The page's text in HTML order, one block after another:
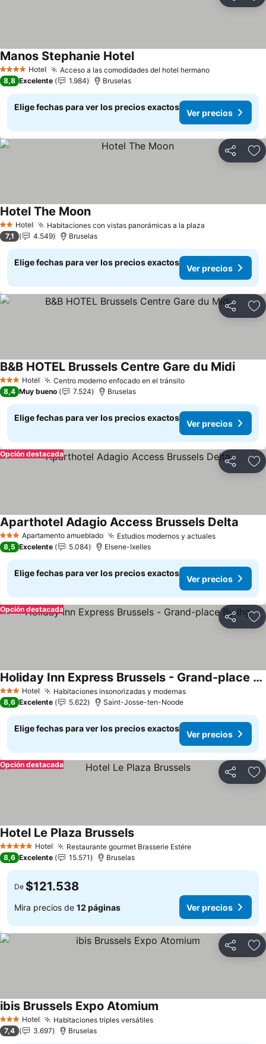
4 EstrellasHotel Acceso a las comodidades del hotel hermanoVer precios
Manos Stephanie HotelVer precios
8,8 Excelente 1.984 Bruselas
Elige fechas para ver los precios exactos
Ver precios
Compartir
2 Estrellas
Hotel Habitaciones con vistas panorámicas a la plaza
Hotel The MoonVer precios
7,1 4.549 Bruselas
Elige fechas para ver los precios exactos
Ver precios
Compartir
3 Estrellas
Hotel Centro moderno enfocado en el tránsitoVer precios
B&B HOTEL Brussels Centre Gare du MidiVer
8,4 Muy bueno 7.524 Bruselas
Elige fechas para ver los precios exactos
Ver precios
Compartir
Opción destacada
3 EstrellasApartamento amueblado Estudios modernos y actualesVer precios
Aparthotel Adagio Access Brussels Delta
8,5 Excelente 5.084 Elsene-Ixelles
Elige fechas para ver los precios exactos
Ver precios
Compartir
Opción destacada
3 Estrellas
Hotel Habitaciones insonorizadas y modernasVer precios
Holiday Inn Express Brussels - Grand-place By Ihg
Ver precios
8,6 Excelente 5.622 Saint-Josse-ten-Noode
Elige fechas para ver los precios exactos
Ver precios
Compartir
Opción destacada
5 Estrellas Hotel Restaurante gourmet Brasserie EstéreVer precios
Hotel Le Plaza BrusselsVer precios
8,6 Excelente 15.571 Bruselas
De $121.538
Mira precios de 12 páginas Ver precios
Compartir
3 Estrellas
Hotel Habitaciones triples versátilesVer precios
ibis Brussels Expo Atomium
7,4 3.697 Bruselas